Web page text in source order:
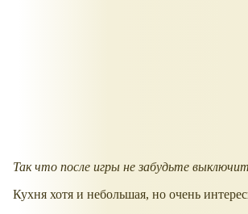
Так что после игры не забудьте
Кухня хотя и небольшая, но очень